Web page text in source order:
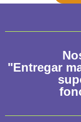
"Entregar